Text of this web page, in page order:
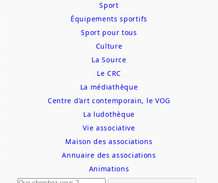
Sport
Équipements sportifs
Sport pour tous
Culture
La Source
Le CRC
La médiathèque
Centre d’art contemporain, le VOG
La ludothèque
Vie associative
Maison des associations
Annuaire des associations
Animations